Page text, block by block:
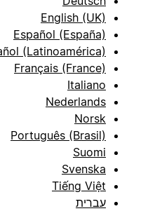
English (UK)
Español (España)
Español (Latinoamérica)
Français (France)
Italiano
Nederlands
Norsk
Português (Brasil)
Suomi
Svenska
Tiếng Việt
עברית